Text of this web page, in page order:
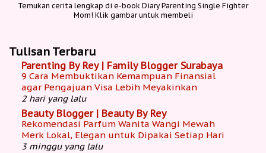
Temukan cerita lengkap di e-book Diary Parenting Single Fighter
Mom! Klik gambar untuk membeli
Tulisan Terbaru
Parenting By Rey | Family Blogger Surabaya
9 Cara Membuktikan Kemampuan Finansial
agar Pengajuan Visa Lebih Meyakinkan
2 hari yang lalu
Beauty Blogger | Beauty By Rey
Rekomendasi Parfum Wanita Wangi Mewah
Merk Lokal, Elegan untuk Dipakai Setiap Hari
3 minggu yang lalu